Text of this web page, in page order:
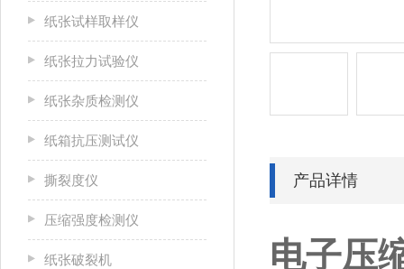
纸张试样取样仪
纸张拉力试验仪
纸张杂质检测仪
纸箱抗压测试仪
撕裂度仪
压缩强度检测仪
纸张破裂机
产品详情
电子压